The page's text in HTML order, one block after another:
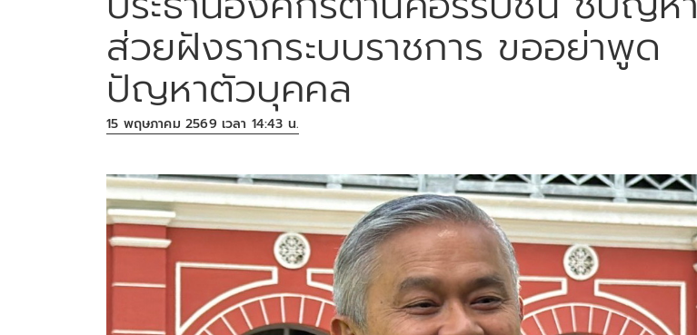
ส่วยฝังรากระบบราชการ ขออย่าพูด
ปัญหาตัวบุคคล
15 พฤษภาคม 2569 เวลา 14:43 น.